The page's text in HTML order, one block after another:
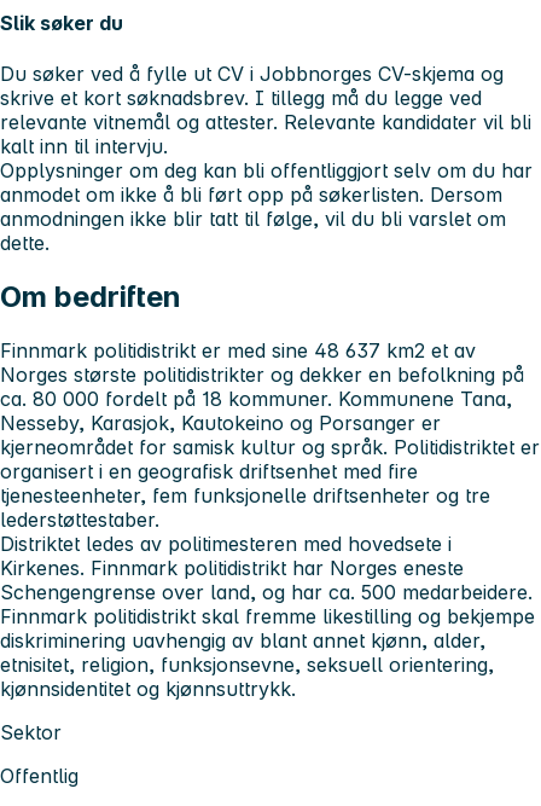
Slik søker du
Du søker ved å fylle ut CV i Jobbnorges CV-skjema og
skrive et kort søknadsbrev. I tillegg må du legge ved
relevante vitnemål og attester. Relevante kandidater vil bli
kalt inn til intervju.
Opplysninger om deg kan bli offentliggjort selv om du har
anmodet om ikke å bli ført opp på søkerlisten. Dersom
anmodningen ikke blir tatt til følge, vil du bli varslet om
dette.
Om bedriften
Finnmark politidistrikt er med sine 48 637 km2 et av
Norges største politidistrikter og dekker en befolkning på
ca. 80 000 fordelt på 18 kommuner. Kommunene Tana,
Nesseby, Karasjok, Kautokeino og Porsanger er
kjerneområdet for samisk kultur og språk. Politidistriktet er
organisert i en geografisk driftsenhet med fire
tjenesteenheter, fem funksjonelle driftsenheter og tre
lederstøttestaber.
Distriktet ledes av politimesteren med hovedsete i
Kirkenes. Finnmark politidistrikt har Norges eneste
Schengengrense over land, og har ca. 500 medarbeidere.
Finnmark politidistrikt skal fremme likestilling og bekjempe
diskriminering uavhengig av blant annet kjønn, alder,
etnisitet, religion, funksjonsevne, seksuell orientering,
kjønnsidentitet og kjønnsuttrykk.
Sektor
Offentlig